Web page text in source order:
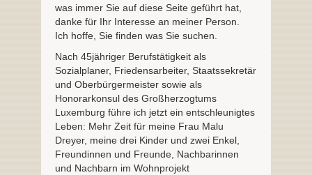
was immer Sie auf diese Seite geführt hat,
danke für Ihr Interesse an meiner Person.
Ich hoffe, Sie finden was Sie suchen.
Nach 45jähriger Berufstätigkeit als
Sozialplaner, Friedensarbeiter, Staatssekretär
und Oberbürgermeister sowie als
Honorarkonsul des Großherzogtums
Luxemburg führe ich jetzt ein entschleunigtes
Leben: Mehr Zeit für meine Frau Malu
Dreyer, meine drei Kinder und zwei Enkel,
Freundinnen und Freunde, Nachbarinnen
und Nachbarn im Wohnprojekt